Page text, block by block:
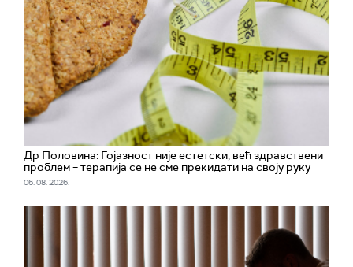
Др Половина: Гојазност није естетски, већ здравствени
проблем – терапија се не сме прекидати на своју руку
06. 08. 2026.